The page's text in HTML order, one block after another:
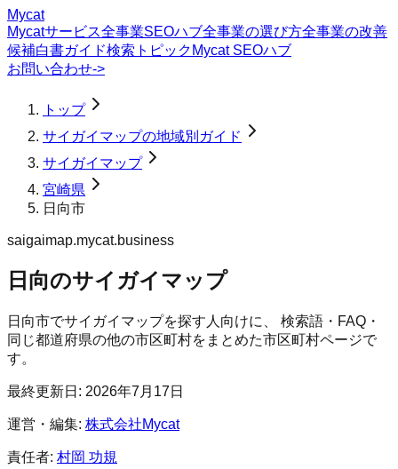
Mycat
Mycatサービス全事業SEOハブ全事業の選び方全事業の改善
候補白書ガイド検索トピック Mycat SEOハブ
お問い合わせ->
トップ
サイガイマップの地域別ガイド
サイガイマップ
宮崎県
日向市
saigaimap.mycat.business
日向のサイガイマップ
日向市でサイガイマップを探す人向けに、 検索語・FAQ・
同じ都道府県の他の市区町村をまとめた市区町村ページで
す。
最終更新日: 2026年7月17日
運営・編集: 株式会社Mycat
責任者: 村岡 功規